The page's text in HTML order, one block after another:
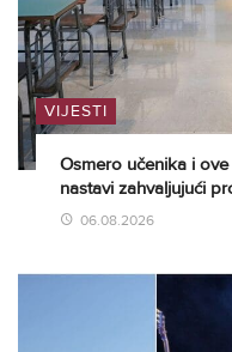
VIJESTI
Osmero učenika i
nastavi zahvaljujući
06.08.2026